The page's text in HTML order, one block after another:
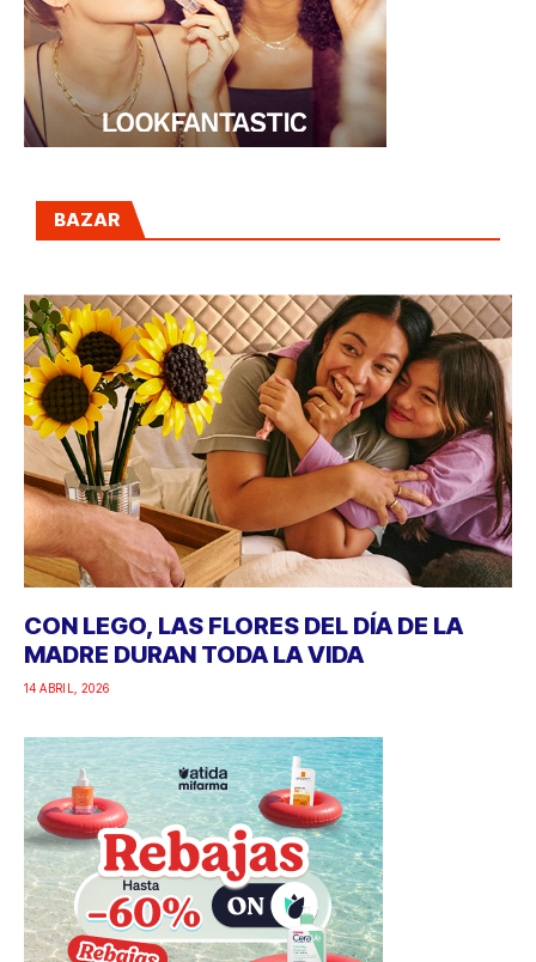
BAZAR
CON LEGO, LAS FLORES DEL DÍA DE LA
MADRE DURAN TODA LA VIDA
14 ABRIL, 2026